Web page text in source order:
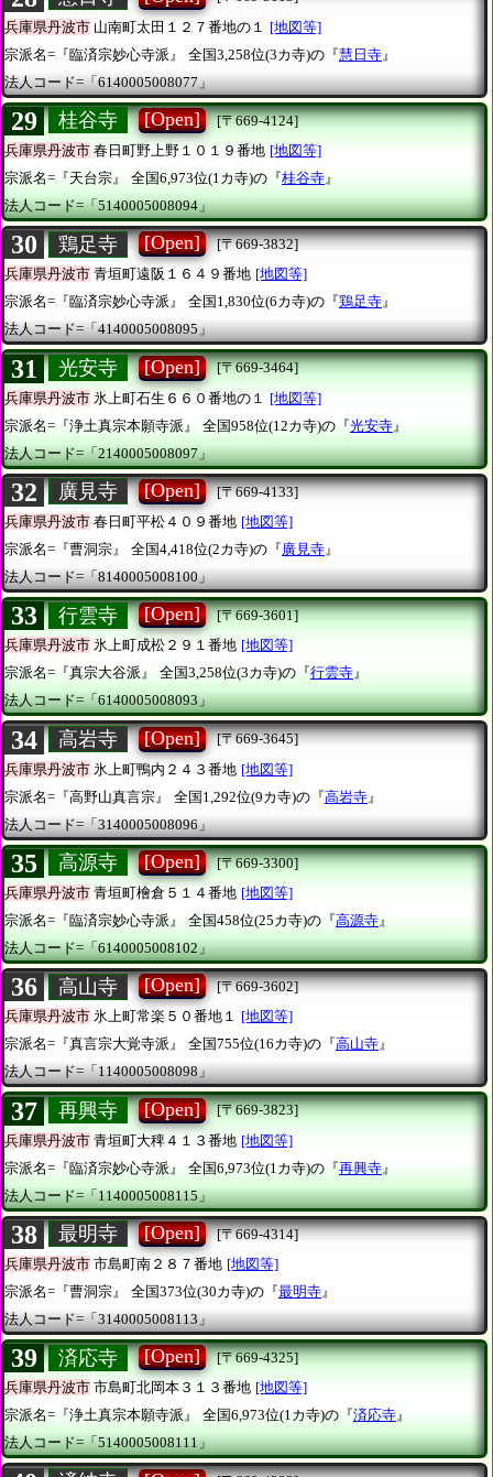
兵庫県丹波市 山南町太田１２７番地の１
[地図等]
宗派名=『臨済宗妙心寺派』
全国3,258位(3カ寺)の『慧日寺 』
法人コード=「6140005008077」
29 桂谷寺 [Open]
[〒669-4124]
兵庫県丹波市 春日町野上野１０１９番地 [地図等]
宗派名=『天台宗』
全国6,973位(1カ寺)の『桂谷寺 』
法人コード=「5140005008094」
30 鶏足寺 [Open]
[〒669-3832]
兵庫県丹波市 青垣町遠阪１６４９番地 [地図等]
宗派名=『臨済宗妙心寺派』
全国1,830位(6カ寺)の『鶏足寺』
法人コード=「4140005008095」
31 光安寺 [Open]
[〒669-3464]
兵庫県丹波市 氷上町石生６６０番地の１
[地図等]
宗派名=『浄土真宗本願寺派』
全国958位(12カ寺)の『光安寺 』
法人コード=「2140005008097」
32 廣見寺 [Open]
[〒669-4133]
兵庫県丹波市 春日町平松４０９番地 [地図等]
宗派名=『曹洞宗』
全国4,418位(2カ寺)の『 廣見寺 』
法人コード=「8140005008100」
33 行雲寺 [Open]
[〒669-3601]
兵庫県丹波市 氷上町成松２９１番地 [地図等]
宗派名=『真宗大谷派』
全国3,258位(3カ寺)の『行雲寺』
法人コード=「6140005008093」
34 高岩寺 [Open]
[〒669-3645]
兵庫県丹波市 氷上町鴨内２４３番地 [地図等]
宗派名=『高野山真言宗』
全国1,292位(9カ寺)の『高岩寺 』
法人コード=「3140005008096」
35 高源寺 [Open]
[〒669-3300]
兵庫県丹波市 青垣町檜倉５１４番地 [地図等]
宗派名=『臨済宗妙心寺派』
全国458位(25カ寺)の『高源寺 』
法人コード=「6140005008102」
36 高山寺 [Open]
[〒669-3602]
兵庫県丹波市 氷上町常楽５０番地１ [地図等]
宗派名=『真言宗大覚寺派』
全国755位(16カ寺)の『高山寺』
法人コード=「1140005008098」
37 再興寺 [Open]
[〒669-3823]
兵庫県丹波市 青垣町大稗４１３番地 [地図等]
宗派名=『臨済宗妙心寺派』
全国6,973位(1カ寺)の『再興寺 』
法人コード=「1140005008115」
38 最明寺 [Open]
[〒669-4314]
兵庫県丹波市 市島町南２８７番地 [地図等]
宗派名=『曹洞宗』
全国373位(30カ寺)の『最明寺 』
法人コード=「3140005008113」
39 済応寺 [Open]
[〒669-4325]
兵庫県丹波市 市島町北岡本３１３番地 [地図等]
宗派名=『浄土真宗本願寺派』
全国6,973位(1カ寺)の『済応寺』
法人コード=「5140005008111」